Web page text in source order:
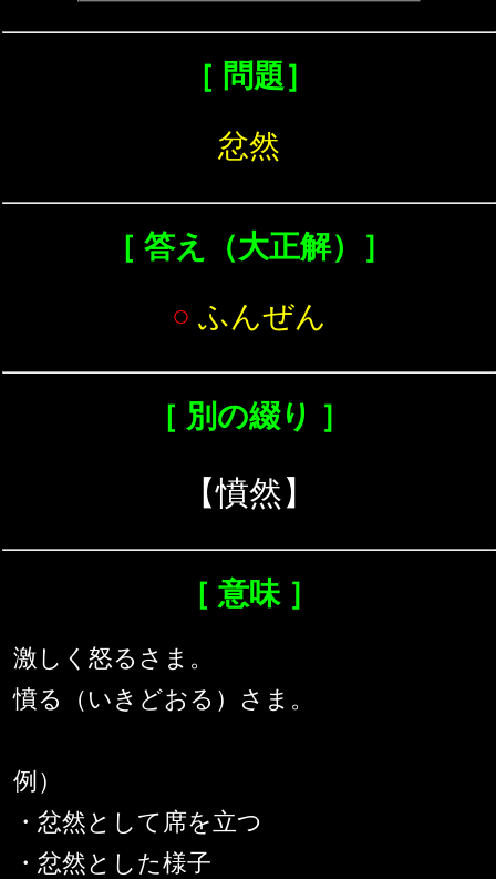
［ 問題］
忿然
［ 答え（大正解）］
○ ふんぜん
［ 別の綴り ］
【憤然】
［ 意味 ］
激しく怒るさま。
憤る（いきどおる）さま。
例）
・忿然として席を立つ
・忿然とした様子